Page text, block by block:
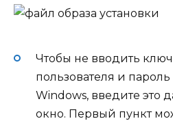
Чтобы не вводить
пользователя и
Windows, введите это
окно. Первый пункт